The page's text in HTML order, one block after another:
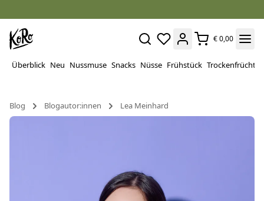
€ 0,00
Überblick Neu Nussmuse Snacks Nüsse Frühstück Trockenfrüchte
Blog
Blogautor:innen Lea Meinhard